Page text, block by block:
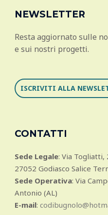
NEWSLETTER
Resta aggiornato sulle
e sui nostri progetti.
ISCRIVITI ALLA
CONTATTI
Sede Legale: Via Togliatti,
27052 Godiasco Salice
Sede Operativa: Via
Antonio (AL)
E-mail: